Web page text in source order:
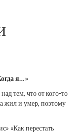
я…»
тем, что от кого-то
жил и умер, поэтому
«Как перестать